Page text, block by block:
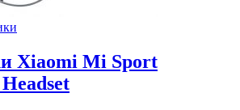
Xiaomi Mi Sport